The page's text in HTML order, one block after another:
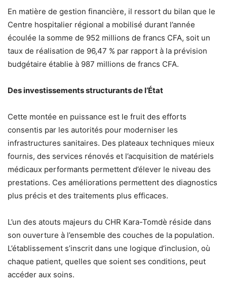
En matière de gestion financière, il ressort du bilan que le
Centre hospitalier régional a mobilisé durant l’année
écoulée la somme de 952 millions de francs CFA, soit un
taux de réalisation de 96,47 % par rapport à la prévision
budgétaire établie à 987 millions de francs CFA.
Des investissements structurants de l’État
Cette montée en puissance est le fruit des efforts
consentis par les autorités pour moderniser les
infrastructures sanitaires. Des plateaux techniques mieux
fournis, des services rénovés et l’acquisition de matériels
médicaux performants permettent d’élever le niveau des
prestations. Ces améliorations permettent des diagnostics
plus précis et des traitements plus efficaces.
L’un des atouts majeurs du CHR Kara-Tomdè réside dans
son ouverture à l’ensemble des couches de la population.
L’établissement s’inscrit dans une logique d’inclusion, où
chaque patient, quelles que soient ses conditions, peut
accéder aux soins.